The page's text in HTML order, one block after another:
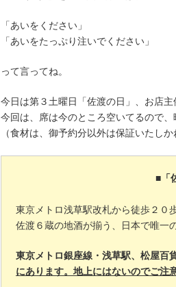
「あいをください」
「あいをたっぷり注いでください」
って言ってね。
今日は第３土曜日「佐渡の日」、お店主
今回は、席は今のところ空いてるので、
（食材は、御予約分以外は保証いたしか
■「
東京メトロ浅草駅改札から徒歩２０
佐渡６蔵の地酒が揃う、日本で唯一
東京メトロ銀座線・浅草駅、松屋百
にあります。地上にはないのでご注